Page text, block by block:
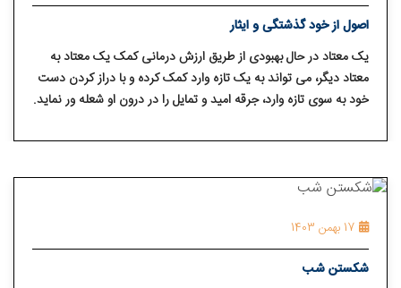
اصول از خود گذشتگی و ایثار
یک معتاد در حال بهبودی از طریق ارزش درمانی کمک یک معتاد به
معتاد دیگر، می تواند به یک تازه وارد کمک کرده و با دراز کردن دست
خود به سوی تازه وارد، جرقه امید و تمایل را در درون او شعله ور نماید.
17 بهمن 1403
شکستن شب